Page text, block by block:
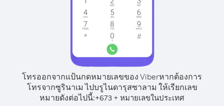
โทรออกจากแป้นกดหมายเลขของ Viberหากต้องการ
โทรจากซูรินาเม ไปบรูไนดารุสซาลาม ให้เรียกเลข
หมายดังต่อไปนี้:+673 + หมายเลขในประเทศ